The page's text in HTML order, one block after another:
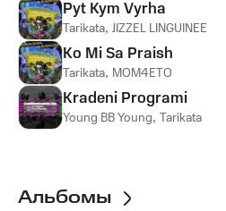
Pyt Kym Vyrha
Tarikata, JIZZEL LINGUINEE
Ko Mi Sa Praish
Tarikata, MOM4ETO
Kradeni Programi
Young BB Young, Tarikata
Альбомы